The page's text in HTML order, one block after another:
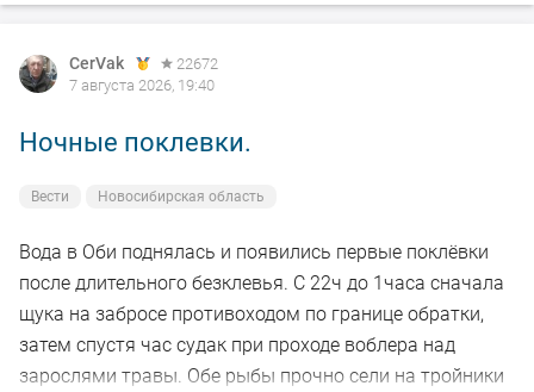
CerVak
22672
7 августа 2026, 19:40
Ночные поклевки.
Вести Новосибирская область
Вода в Оби поднялась и появились первые поклёвки
после длительного безклевья. С 22ч до 1часа сначала
щука на забросе противоходом по границе обратки,
затем спустя час судак при проходе воблера над
зарослями травы. Обе рыбы прочно сели на тройники